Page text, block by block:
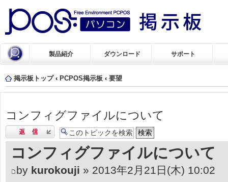
製品紹介 ダウンロード サポート
掲示板トップ ‹ PCPOS掲示板 ‹ 要望
コンフィグファイルについて
返信する
コンフィグファイルについて
by kurokouji » 2013年2月21日(木) 10:02